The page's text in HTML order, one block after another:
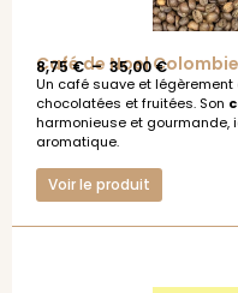
Café de Noel Colombie
8,75€– 35,00€
Un café suave et
chocolatées et fruitées. Son
harmonieuse et gourmande,
aromatique.
Voir le produit